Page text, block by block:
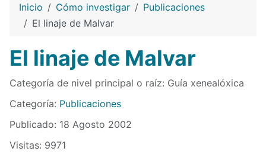
Inicio Cómo investigar
Publicaciones
El linaje de Malvar
El linaje de Malvar
Detalles
Categoría de nivel principal o raíz: Guía xenealóxica
Categoría: Publicaciones
Publicado: 18 Agosto 2002
Visitas: 9971